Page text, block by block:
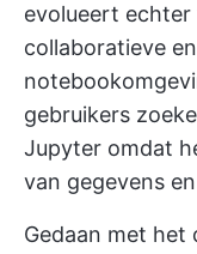
evolueert
collaboratieve
gebruikers
Jupyter omdat
van gegevens
Gedaan met het